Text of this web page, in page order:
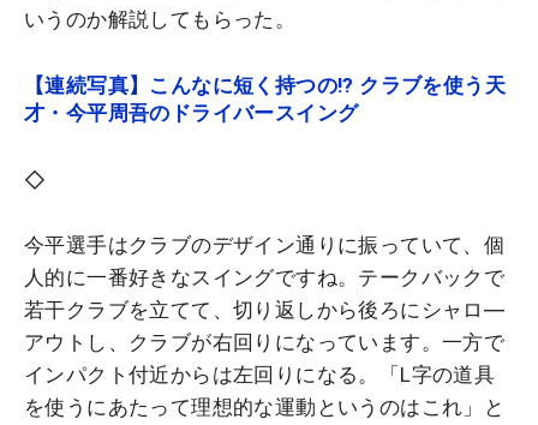
いうのか解説してもらった。
【連続写真】こんなに短く持つの!? クラブを使う天
才・今平周吾のドライバースイング
◇
今平選手はクラブのデザイン通りに振っていて、個
人的に一番好きなスイングですね。テークバックで
若干クラブを立てて、切り返しから後ろにシャロ―
アウトし、クラブが右回りになっています。一方で
インパクト付近からは左回りになる。「L字の道具
を使うにあたって理想的な運動というのはこれ」と